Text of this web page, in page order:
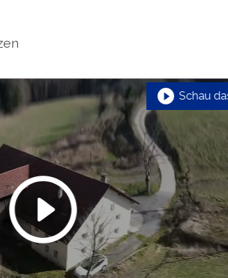
Schau